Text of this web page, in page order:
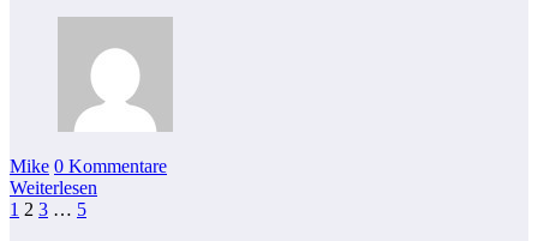
Mike 0 Kommentare
Weiterlesen
Seitennummerierung
1 2 3 … 5